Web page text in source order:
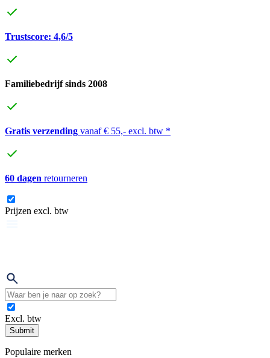
Trustscore: 4,6/5
Familiebedrijf sinds 2008
Gratis verzending vanaf € 55,- excl. btw *
60 dagen retourneren
Prijzen excl. btw
Excl. btw
Submit
Populaire merken